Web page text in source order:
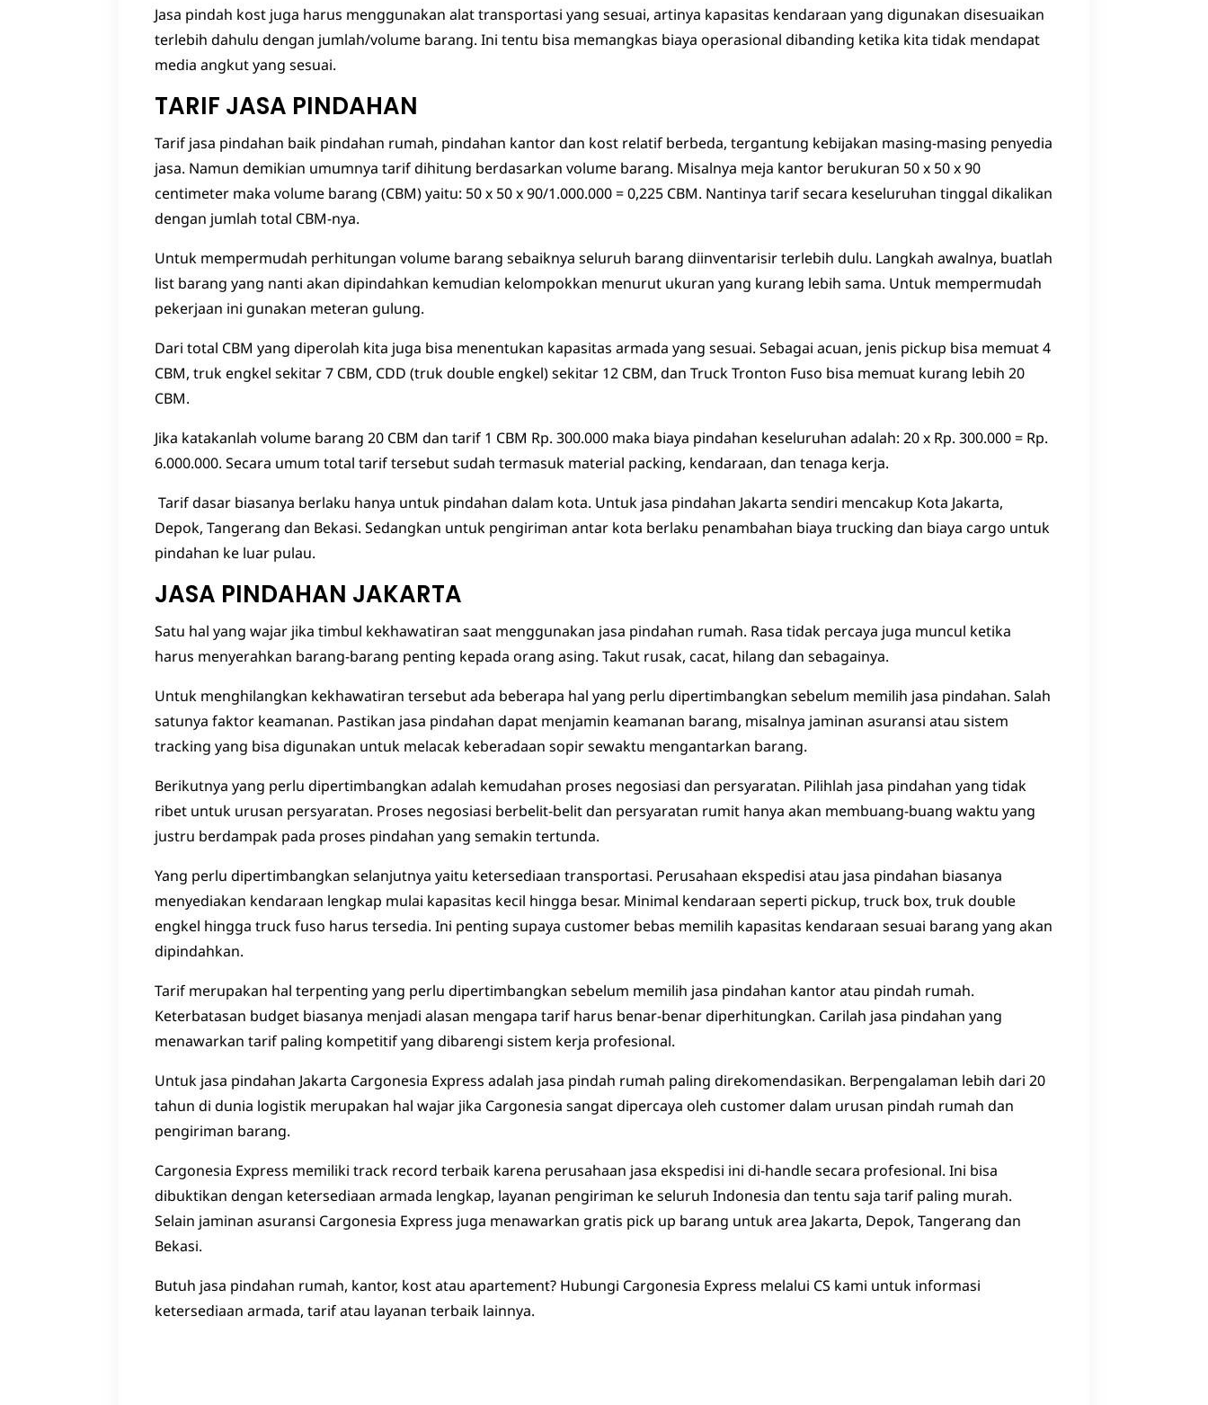
Jasa pindah kost juga harus menggunakan alat transportasi yang sesuai, artinya kapasitas kendaraan yang digunakan disesuaikan
terlebih dahulu dengan jumlah/volume barang. Ini tentu bisa memangkas biaya operasional dibanding ketika kita tidak mendapat
media angkut yang sesuai.
TARIF JASA PINDAHAN
Tarif jasa pindahan baik pindahan rumah, pindahan kantor dan kost relatif berbeda, tergantung kebijakan masing-masing penyedia
jasa. Namun demikian umumnya tarif dihitung berdasarkan volume barang. Misalnya meja kantor berukuran 50 x 50 x 90
centimeter maka volume barang (CBM) yaitu: 50 x 50 x 90/1.000.000 = 0,225 CBM. Nantinya tarif secara keseluruhan tinggal dikalikan
dengan jumlah total CBM-nya.
Untuk mempermudah perhitungan volume barang sebaiknya seluruh barang diinventarisir terlebih dulu. Langkah awalnya, buatlah
list barang yang nanti akan dipindahkan kemudian kelompokkan menurut ukuran yang kurang lebih sama. Untuk mempermudah
pekerjaan ini gunakan meteran gulung.
Dari total CBM yang diperolah kita juga bisa menentukan kapasitas armada yang sesuai. Sebagai acuan, jenis pickup bisa memuat 4
CBM, truk engkel sekitar 7 CBM, CDD (truk double engkel) sekitar 12 CBM, dan Truck Tronton Fuso bisa memuat kurang lebih 20
CBM.
Jika katakanlah volume barang 20 CBM dan tarif 1 CBM Rp. 300.000 maka biaya pindahan keseluruhan adalah: 20 x Rp. 300.000 = Rp.
6.000.000. Secara umum total tarif tersebut sudah termasuk material packing, kendaraan, dan tenaga kerja.
Tarif dasar biasanya berlaku hanya untuk pindahan dalam kota. Untuk jasa pindahan Jakarta sendiri mencakup Kota Jakarta,
Depok, Tangerang dan Bekasi. Sedangkan untuk pengiriman antar kota berlaku penambahan biaya trucking dan biaya cargo untuk
pindahan ke luar pulau.
JASA PINDAHAN JAKARTA
Satu hal yang wajar jika timbul kekhawatiran saat menggunakan jasa pindahan rumah. Rasa tidak percaya juga muncul ketika
harus menyerahkan barang-barang penting kepada orang asing. Takut rusak, cacat, hilang dan sebagainya.
Untuk menghilangkan kekhawatiran tersebut ada beberapa hal yang perlu dipertimbangkan sebelum memilih jasa pindahan. Salah
satunya faktor keamanan. Pastikan jasa pindahan dapat menjamin keamanan barang, misalnya jaminan asuransi atau sistem
tracking yang bisa digunakan untuk melacak keberadaan sopir sewaktu mengantarkan barang.
Berikutnya yang perlu dipertimbangkan adalah kemudahan proses negosiasi dan persyaratan. Pilihlah jasa pindahan yang tidak
ribet untuk urusan persyaratan. Proses negosiasi berbelit-belit dan persyaratan rumit hanya akan membuang-buang waktu yang
justru berdampak pada proses pindahan yang semakin tertunda.
Yang perlu dipertimbangkan selanjutnya yaitu ketersediaan transportasi. Perusahaan ekspedisi atau jasa pindahan biasanya
menyediakan kendaraan lengkap mulai kapasitas kecil hingga besar. Minimal kendaraan seperti pickup, truck box, truk double
engkel hingga truck fuso harus tersedia. Ini penting supaya customer bebas memilih kapasitas kendaraan sesuai barang yang akan
dipindahkan.
Tarif merupakan hal terpenting yang perlu dipertimbangkan sebelum memilih jasa pindahan kantor atau pindah rumah.
Keterbatasan budget biasanya menjadi alasan mengapa tarif harus benar-benar diperhitungkan. Carilah jasa pindahan yang
menawarkan tarif paling kompetitif yang dibarengi sistem kerja profesional.
Untuk jasa pindahan Jakarta Cargonesia Express adalah jasa pindah rumah paling direkomendasikan. Berpengalaman lebih dari 20
tahun di dunia logistik merupakan hal wajar jika Cargonesia sangat dipercaya oleh customer dalam urusan pindah rumah dan
pengiriman barang.
Cargonesia Express memiliki track record terbaik karena perusahaan jasa ekspedisi ini di-handle secara profesional. Ini bisa
dibuktikan dengan ketersediaan armada lengkap, layanan pengiriman ke seluruh Indonesia dan tentu saja tarif paling murah.
Selain jaminan asuransi Cargonesia Express juga menawarkan gratis pick up barang untuk area Jakarta, Depok, Tangerang dan
Bekasi.
Butuh jasa pindahan rumah, kantor, kost atau apartement? Hubungi Cargonesia Express melalui CS kami untuk informasi
ketersediaan armada, tarif atau layanan terbaik lainnya.